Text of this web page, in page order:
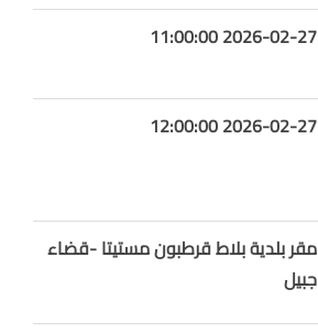
2026-02-27 11:00:00
2026-02-27 12:00:00
مقر بلدية بلاط قرطبون مستيتا -قضاء
جبيل